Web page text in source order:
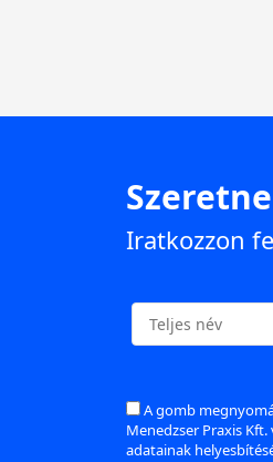
Iratkozzon
A gomb
Menedzser Praxis
adatainak